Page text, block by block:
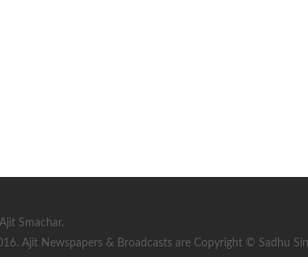
Smachar.
Ajit Newspapers & Broadcasts are Copyright © Sadhu